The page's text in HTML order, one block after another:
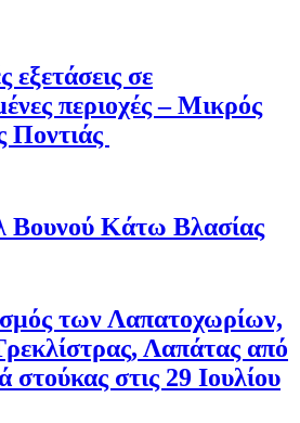
εξετάσεις σε
περιοχές – Μικρός
Ποντιάς
Βουνού Κάτω Βλασίας
των Λαπατοχωρίων,
Λαπάτας από
στούκας στις 29 Ιουλίου